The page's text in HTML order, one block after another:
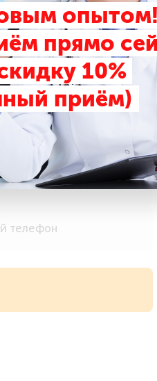
опытом!
прямо
10%
приём)